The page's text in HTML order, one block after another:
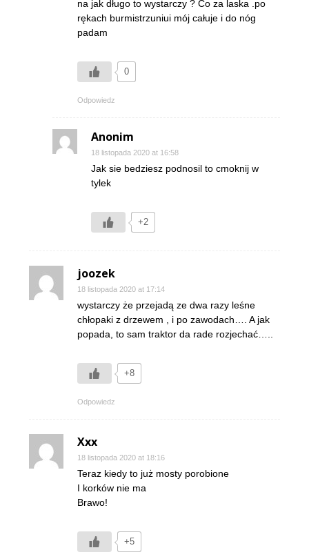
na jak długo to wystarczy ? Co za laska .po
rękach burmistrzuniui mój całuje i do nóg
padam
0
Odpowiedz
Anonim
18 listopada 2020 at 16:58
Jak sie bedziesz podnosil to cmoknij w
tylek
+2
joozek
18 listopada 2020 at 17:14
wystarczy że przejadą ze dwa razy leśne
chłopaki z drzewem , i po zawodach…. A jak
popada, to sam traktor da rade rozjechać…..
+8
Odpowiedz
Xxx
18 listopada 2020 at 18:16
Teraz kiedy to już mosty porobione
I korków nie ma
Brawo!
+5